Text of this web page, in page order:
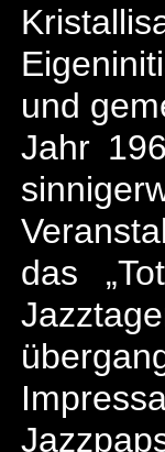
und
Jahr
das